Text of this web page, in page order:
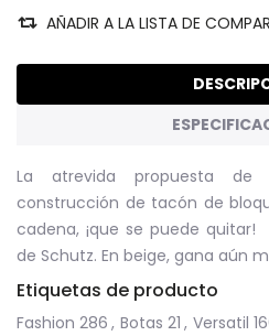
AÑADIR A LA LISTA DE
La atrevida propuesta
construcción de tacón de
cadena, ¡que se puede
de Schutz. En beige, gana aún
Etiquetas de producto
Fashion 286 , Botas 21 , Versatil